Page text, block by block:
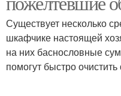
Существует несколько
шкафчике настоящей
на них баснословные
помогут быстро очистить